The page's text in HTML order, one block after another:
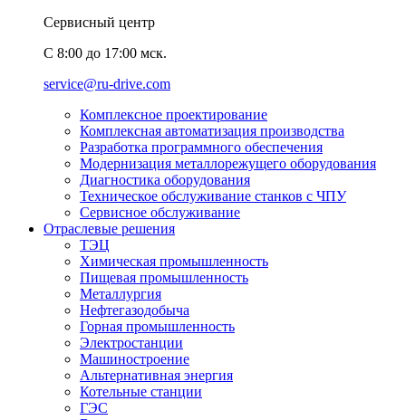
Сервисный центр
C 8:00 до 17:00 мск.
service@ru-drive.com
Комплексное проектирование
Комплексная автоматизация производства
Разработка программного обеспечения
Модернизация металлорежущего оборудования
Диагностика оборудования
Техническое обслуживание станков с ЧПУ
Сервисное обслуживание
Отраслевые решения
ТЭЦ
Химическая промышленность
Пищевая промышленность
Металлургия
Нефтегазодобыча
Горная промышленность
Электростанции
Машиностроение
Альтернативная энергия
Котельные станции
ГЭС